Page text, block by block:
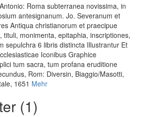
: Roma subterranea novissima, in
antesignanum. Jo. Severanum et
Antiqua christianorum et praecipue
tituli, monimenta, epitaphia, inscriptiones,
sepulchra 6 libris distincta Illustrantur Et
Iconibus Graphice
tum sacra, tum profana eruditione
, Rom: Diversin, Biaggio/Masotti,
1651 Mehr
(1)